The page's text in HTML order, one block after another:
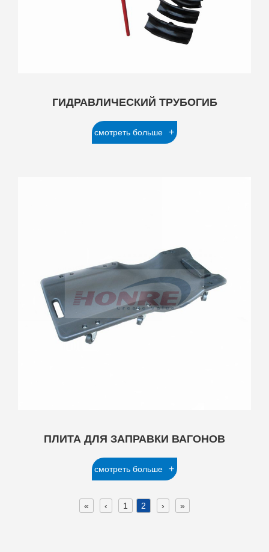
ГИДРАВЛИЧЕСКИЙ ТРУБОГИБ
смотреть больше +
ПЛИТА ДЛЯ ЗАПРАВКИ ВАГОНОВ
смотреть больше +
« ‹ 1 2 › »